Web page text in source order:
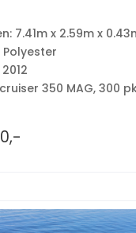
7.41m x 2.59m x
Polyester
2012
350 MAG, 300